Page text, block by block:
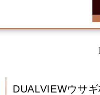
DUALVIEWウサ